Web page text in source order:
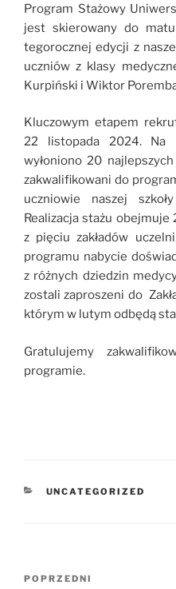
Program Stażowy
jest skierowany do
tegorocznej edycji z
uczniów z klasy
Kurpiński i Wiktor
Kluczowym etapem
22 listopada 2024. Na
wyłoniono 20
zakwalifikowani do
uczniowie naszej
Realizacja stażu
z pięciu zakładów
programu nabycie
z różnych dziedzin
zostali zaproszeni do
którym w lutym odbędą
Gratulujemy
programie.
KATEGORIE
UNCATEGORIZED
Poprzedni
POPRZEDNI